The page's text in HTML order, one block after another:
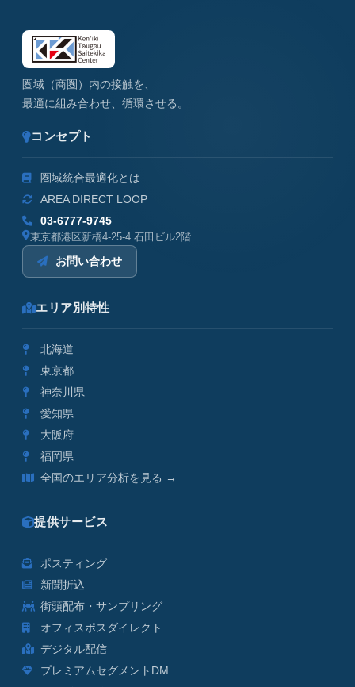
圏域（商圏）内の接触を、
最適に組み合わせ、循環させる。
コンセプト
圏域統合最適化とは
AREA DIRECT LOOP
03-6777-9745
東京都港区新橋4-25-4 石田ビル2階
お問い合わせ
エリア別特性
北海道
東京都
神奈川県
愛知県
大阪府
福岡県
全国のエリア分析を見る →
提供サービス
ポスティング
新聞折込
街頭配布・サンプリング
オフィスポスダイレクト
デジタル配信
プレミアムセグメントDM